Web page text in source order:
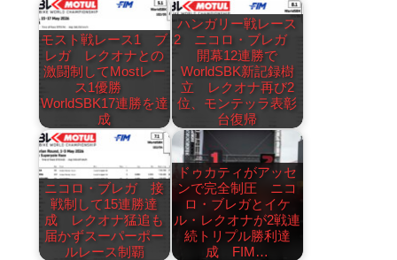
モスト戦レース1 ブ
レガ レクオナとの
激闘制してMostレー
ス1優勝
WorldSBK17連勝を達
成
ハンガリー戦レース
2 ニコロ・ブレガ
開幕12連勝で
WorldSBK新記録樹
立 レクオナ再び2
位、モンテッラ表彰
台復帰
ニコロ・ブレガ 接
戦制して15連勝達
成 レクオナ猛追も
届かずスーパーポー
ルレース制覇
ドゥカティがアッセ
ンで完全制圧 ニコ
ロ・ブレガとイケ
ル・レクオナが2戦連
続トリプル勝利達
成 FIM…